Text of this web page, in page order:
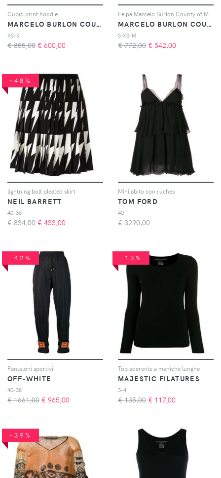
Cupid print hoodie
MARCELO BURLON COUNTY OF MILAN
XS-S
€ 855,00 € 600,00
MARCELO BURLON COUNTY OF MILAN
S-XS-M
€ 772,00 € 542,00
-48%
lightning bolt pleated skirt
NEIL BARRETT
40-36
€ 834,00 € 433,00
Mini abito con ruches
TOM FORD
40
€ 3290,00
-42%
Pantaloni sportivi
OFF-WHITE
40-38
€ 1661,00 € 965,00
-13%
Top aderente a maniche lunghe
MAJESTIC FILATURES
3-4
€ 135,00 € 117,00
-39%